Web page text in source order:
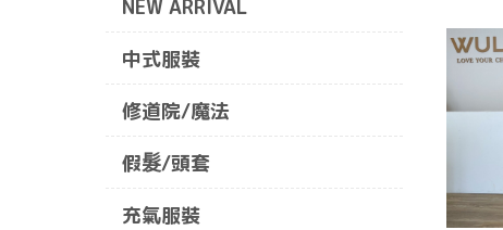
NEW ARRIVAL
中式服裝
修道院/魔法
假髮/頭套
充氣服裝